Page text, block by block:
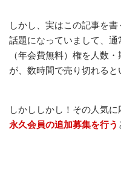
しかし、実はこの記事を
話題になっていまして、
（年会費無料）権を人数
が、数時間で売り切れると
しかししかし！その人気に
永久会員の追加募集を行う